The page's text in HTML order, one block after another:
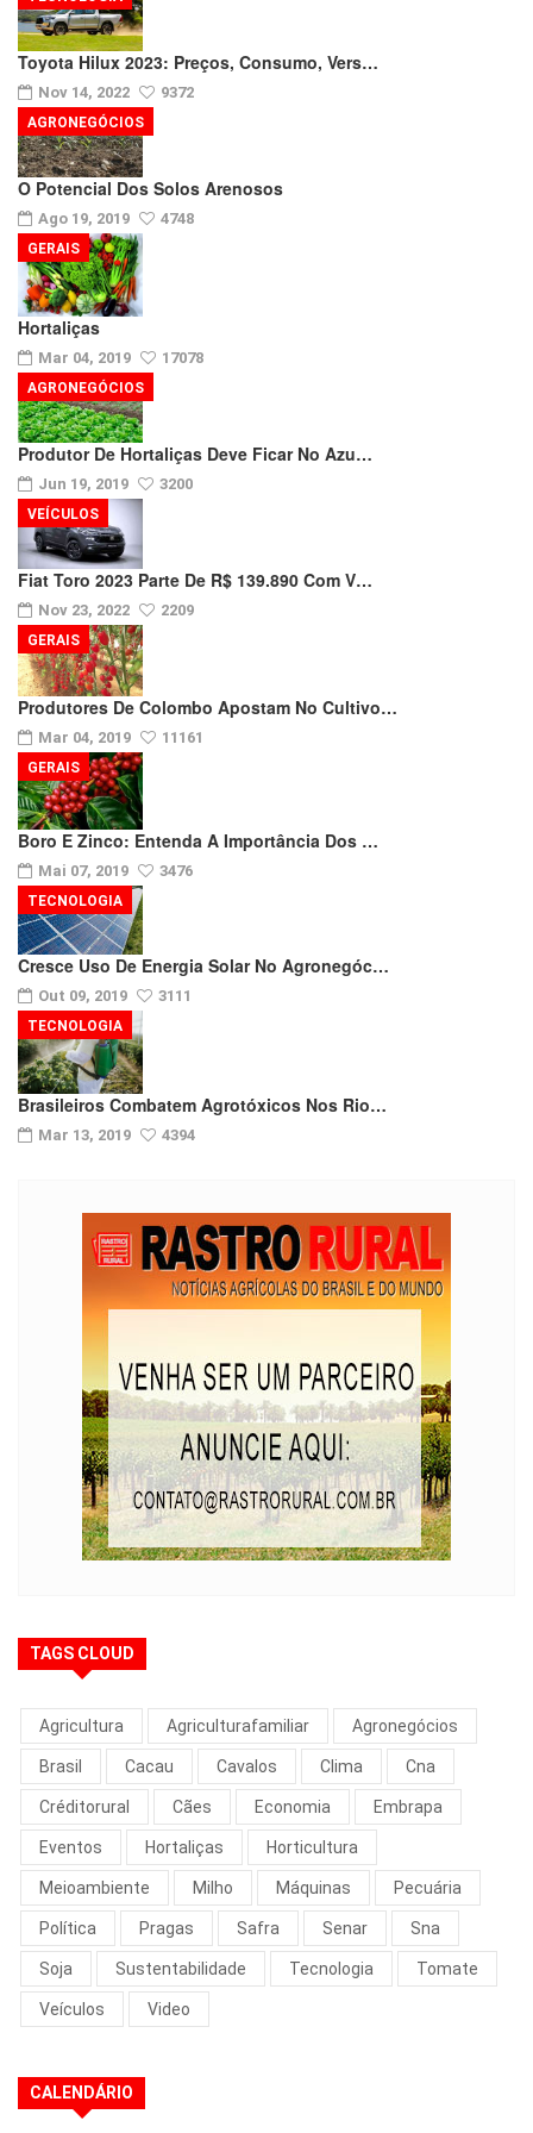
Toyota Hilux 2023: Preços, Consumo, Vers…
Nov 14, 2022 9372
O Potencial Dos Solos Arenosos
Ago 19, 2019 4748
AGRONEGÓCIOS
Hortaliças
Mar 04, 2019 17078
GERAIS
Produtor De Hortaliças Deve Ficar No Azu…
Jun 19, 2019 3200
AGRONEGÓCIOS
Fiat Toro 2023 Parte De R$ 139.890 Com V…
Nov 23, 2022 2209
VEÍCULOS
Produtores De Colombo Apostam No Cultivo…
Mar 04, 2019 11161
GERAIS
Boro E Zinco: Entenda A Importância Dos …
Mai 07, 2019 3476
GERAIS
Cresce Uso De Energia Solar No Agronegóc…
Out 09, 2019 3111
TECNOLOGIA
Brasileiros Combatem Agrotóxicos Nos Rio…
Mar 13, 2019 4394
TECNOLOGIA
TAGS CLOUD
Agricultura Agriculturafamiliar Agronegócios
Brasil Cacau Cavalos Clima Cna
Créditorural Cães Economia Embrapa
Eventos Hortaliças Horticultura
Meioambiente Milho Máquinas Pecuária
Política Pragas Safra Senar Sna
Soja Sustentabilidade Tecnologia Tomate
Veículos Video
CALENDÁRIO